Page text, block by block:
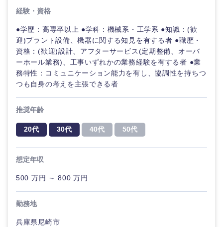
経験・資格
●学歴：高専卒以上 ●学科：機械系・工学系 ●知識：(歓
迎)プラント設備、機器に関する知見を有する者 ●職歴・
資格：(歓迎)設計、アフターサービス(定期整備、オーバ
ーホール業務)、工事いずれかの業務経験を有する者 ●業
務特性：コミュニケーション能力を有し、協調性を持ちつ
つも自身の考えを主張できる者
推奨年齢
20代 30代 40代 50代
想定年収
500 万円 ～ 800 万円
勤務地
兵庫県尼崎市